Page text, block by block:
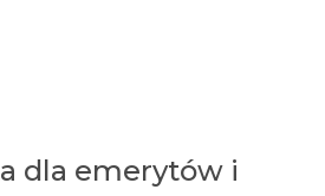
dla emerytów i